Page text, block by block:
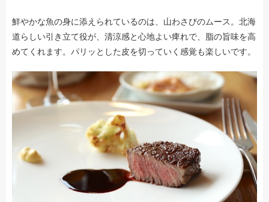
鮮やかな魚の身に添えられているのは、山わさびのムース。北海
道らしい引き立て役が、清涼感と心地よい痺れで、脂の旨味を高
めてくれます。パリッとした皮を切っていく感覚も楽しいです。